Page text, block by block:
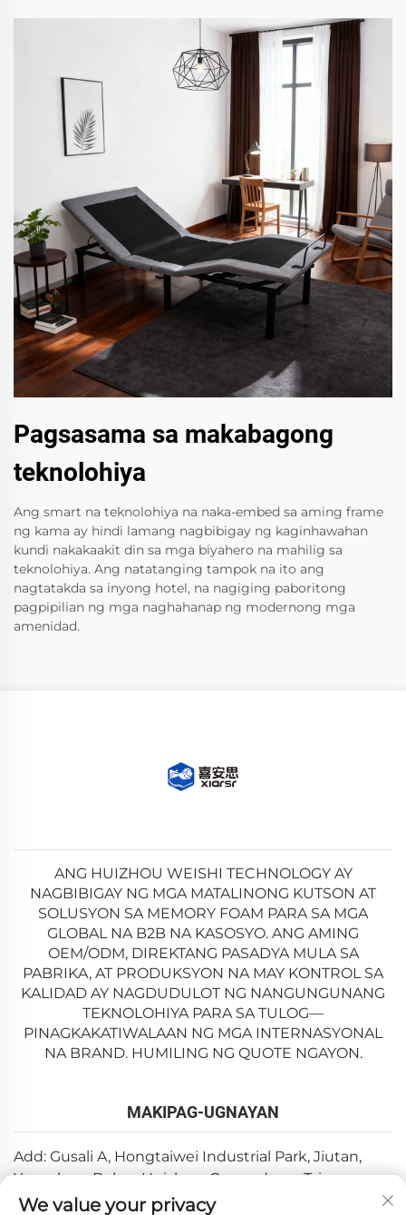
Pagsasama sa makabagong
teknolohiya
Ang smart na teknolohiya na naka-embed sa aming frame
ng kama ay hindi lamang nagbibigay ng kaginhawahan
kundi nakakaakit din sa mga biyahero na mahilig sa
teknolohiya. Ang natatanging tampok na ito ang
nagtatakda sa inyong hotel, na nagiging paboritong
pagpipilian ng mga naghahanap ng modernong mga
amenidad.
ANG HUIZHOU WEISHI TECHNOLOGY AY
NAGBIBIGAY NG MGA MATALINONG KUTSON AT
SOLUSYON SA MEMORY FOAM PARA SA MGA
GLOBAL NA B2B NA KASOSYO. ANG AMING
OEM/ODM, DIREKTANG PASADYA MULA SA
PABRIKA, AT PRODUKSYON NA MAY KONTROL SA
KALIDAD AY NAGDUDULOT NG NANGUNGUNANG
TEKNOLOHIYA PARA SA TULOG—
PINAGKAKATIWALAAN NG MGA INTERNASYONAL
NA BRAND. HUMILING NG QUOTE NGAYON.
MAKIPAG-UGNAYAN
Add: Gusali A, Hongtaiwei Industrial Park, Jiutan,
Yuanzhou, Boluo, Huizhou, Guangdong, Tsina
Email:[email protected]
We value your privacy